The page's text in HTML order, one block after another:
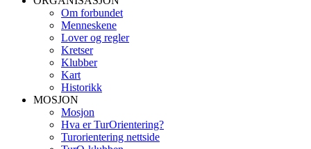
Om forbundet
Menneskene
Lover og regler
Kretser
Klubber
Kart
Historikk
MOSJON
Mosjon
Hva er TurOrientering?
Turorientering nettside